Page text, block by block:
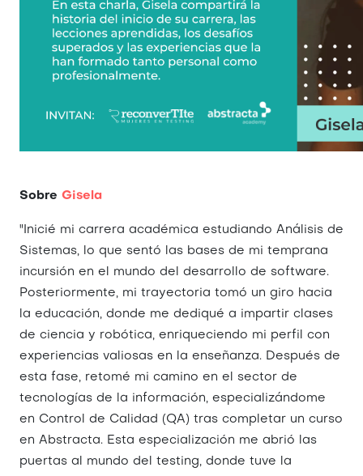
Sobre Gisela
"Inicié mi carrera académica estudiando Análisis de
Sistemas, lo que sentó las bases de mi temprana
incursión en el mundo del desarrollo de software.
Posteriormente, mi trayectoria tomó un giro hacia
la educación, donde me dediqué a impartir clases
de ciencia y robótica, enriqueciendo mi perfil con
experiencias valiosas en la enseñanza. Después de
esta fase, retomé mi camino en el sector de
tecnologías de la información, especializándome
en Control de Calidad (QA) tras completar un curso
en Abstracta. Esta especialización me abrió las
puertas al mundo del testing, donde tuve la